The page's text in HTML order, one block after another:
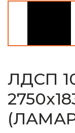
ЛДСП